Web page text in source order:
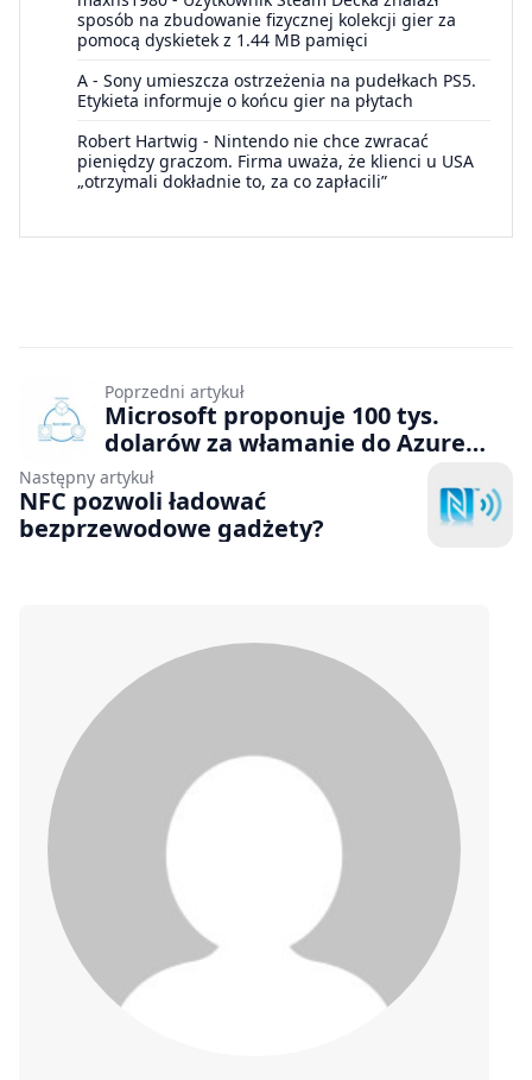
sposób na zbudowanie fizycznej kolekcji gier za
pomocą dyskietek z 1.44 MB pamięci
A - Sony umieszcza ostrzeżenia na pudełkach PS5.
Etykieta informuje o końcu gier na płytach
Robert Hartwig - Nintendo nie chce zwracać
pieniędzy graczom. Firma uważa, że klienci u USA
„otrzymali dokładnie to, za co zapłacili”
Poprzedni artykuł
Microsoft proponuje 100 tys.
dolarów za włamanie do Azure
Sphere
Następny artykuł
NFC pozwoli ładować
bezprzewodowe gadżety?